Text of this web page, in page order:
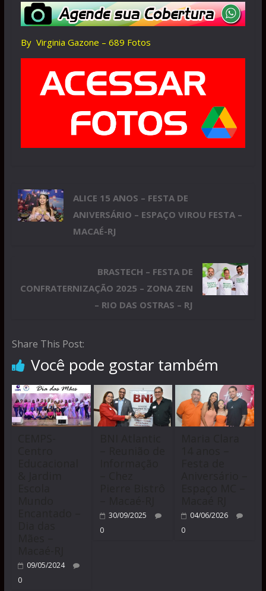
By Virginia Gazone – 689 Fotos
ALICE 15 ANOS – FESTA DE
ANIVERSÁRIO – ESPAÇO VIROU FESTA –
MACAÉ-RJ
BRASTECH – FESTA DE
CONFRATERNIZAÇÃO 2025 – ZONA ZEN
– RIO DAS OSTRAS – RJ
Share This Post:
Você pode gostar também
09/05/2024
0
30/09/2025
0
04/06/2026
0